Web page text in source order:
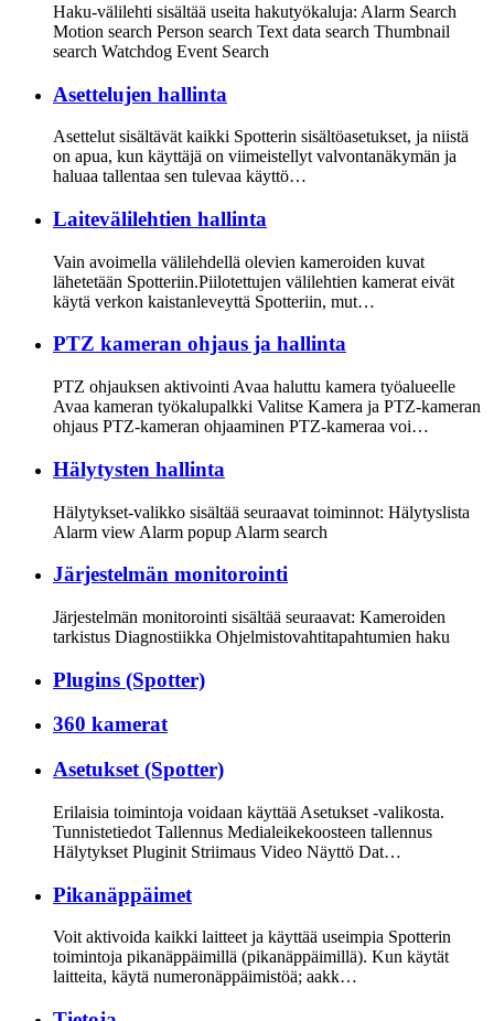
Haku-välilehti sisältää useita hakutyökaluja: Alarm Search
Motion search Person search Text data search Thumbnail
search Watchdog Event Search
Asettelujen hallinta
Asettelut sisältävät kaikki Spotterin sisältöasetukset, ja niistä
on apua, kun käyttäjä on viimeistellyt valvontanäkymän ja
haluaa tallentaa sen tulevaa käyttö…
Laitevälilehtien hallinta
Vain avoimella välilehdellä olevien kameroiden kuvat
lähetetään Spotteriin.Piilotettujen välilehtien kamerat eivät
käytä verkon kaistanleveyttä Spotteriin, mut…
PTZ kameran ohjaus ja hallinta
PTZ ohjauksen aktivointi Avaa haluttu kamera työalueelle
Avaa kameran työkalupalkki Valitse Kamera ja PTZ-kameran
ohjaus PTZ-kameran ohjaaminen PTZ-kameraa voi…
Hälytysten hallinta
Hälytykset-valikko sisältää seuraavat toiminnot: Hälytyslista
Alarm view Alarm popup Alarm search
Järjestelmän monitorointi
Järjestelmän monitorointi sisältää seuraavat: Kameroiden
tarkistus Diagnostiikka Ohjelmistovahtitapahtumien haku
Plugins (Spotter)
360 kamerat
Asetukset (Spotter)
Erilaisia toimintoja voidaan käyttää Asetukset -valikosta.
Tunnistetiedot Tallennus Medialeikekoosteen tallennus
Hälytykset Pluginit Striimaus Video Näyttö Dat…
Pikanäppäimet
Voit aktivoida kaikki laitteet ja käyttää useimpia Spotterin
toimintoja pikanäppäimillä (pikanäppäimillä). Kun käytät
laitteita, käytä numeronäppäimistöä; aakk…